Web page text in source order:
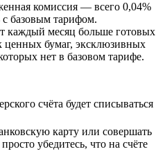
комиссия — всего 0,04%
базовым тарифом.
каждый месяц больше готовых
бумаг, эксклюзивных
нет в базовом тарифе.
счёта будет списываться
карту или совершать
убедитесь, что на счёте